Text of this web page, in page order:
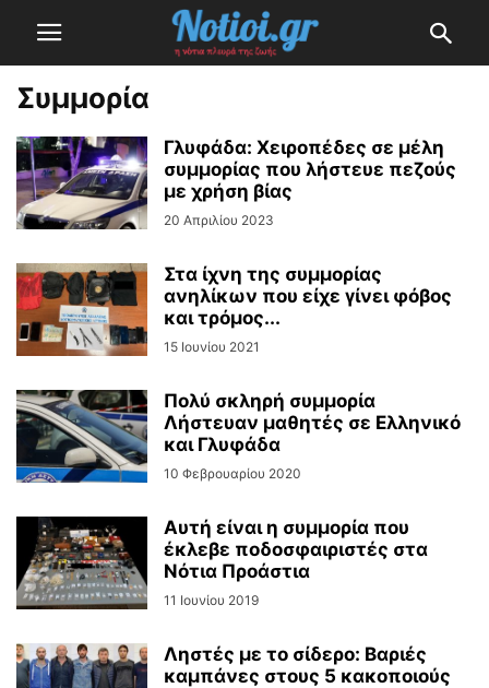
Συμμορία
Γλυφάδα: Χειροπέδες σε μέλη
συμμορίας που λήστευε πεζούς
με χρήση βίας
20 Απριλίου 2023
Στα ίχνη της συμμορίας
ανηλίκων που είχε γίνει φόβος
και τρόμος...
15 Ιουνίου 2021
Πολύ σκληρή συμμορία
Λήστευαν μαθητές σε Ελληνικό
και Γλυφάδα
10 Φεβρουαρίου 2020
Αυτή είναι η συμμορία που
έκλεβε ποδοσφαιριστές στα
Νότια Προάστια
11 Ιουνίου 2019
Ληστές με το σίδερο: Βαριές
καμπάνες στους 5 κακοποιούς